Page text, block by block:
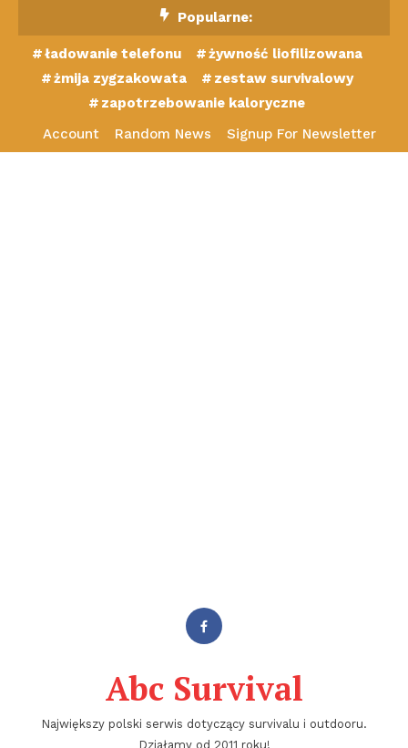
Content
Popularne:
ładowanie telefonu
żywność liofilizowana
żmija zygzakowata
zestaw survivalowy
zapotrzebowanie kaloryczne
Account
Random News Signup For Newsletter
Abc Survival
Największy polski serwis dotyczący survivalu i outdooru.
Działamy od 2011 roku!